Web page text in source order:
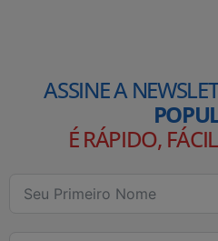
ASSINE A
É RÁPIDO,